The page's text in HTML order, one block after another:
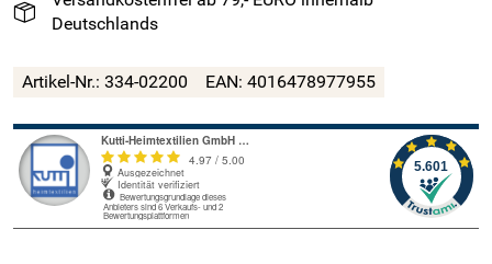
Deutschlands
Artikel-Nr.: 334-02200 EAN: 4016478977955